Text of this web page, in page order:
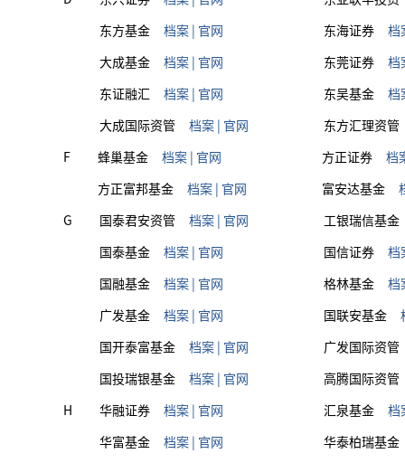
东方基金
档案 | 官网 东海证券
档
大成基金
档案 | 官网 东莞证券
档
东证融汇
档案 | 官网 东吴基金
档
大成国际资管
档案 | 官网
东方汇理资管
F
蜂巢基金 档案 | 官网 方正证券
档
方正富邦基金
档案 | 官网 富安达基金
G
国泰君安资管 档案 | 官网
工银瑞信基金
国泰基金
档案 | 官网 国信证券
档
国融基金
档案 | 官网 格林基金
档
广发基金
档案 | 官网 国联安基金
国开泰富基金
档案 | 官网
广发国际资管
国投瑞银基金
档案 | 官网
高腾国际资管
H
华融证券 档案 | 官网 汇泉基金
档
华富基金
档案 | 官网
华泰柏瑞基金